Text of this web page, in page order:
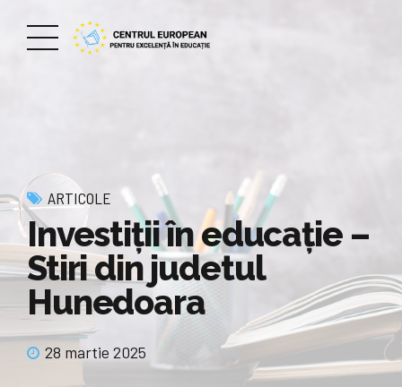
ARTICOLE
Investiții în educație –
Stiri din judetul
Hunedoara
28 martie 2025